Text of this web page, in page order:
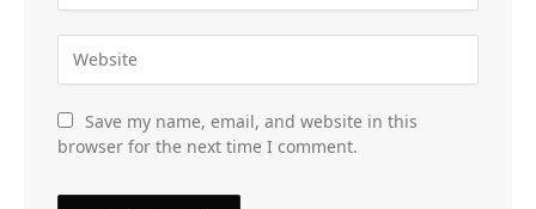
Save my name, email, and website in this
browser for the next time I comment.